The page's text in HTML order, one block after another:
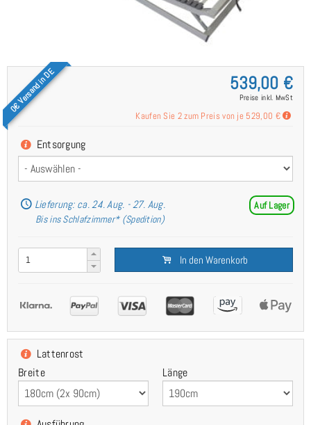
0€ Versand in DE 539,00 €
Preise inkl. MwSt
Kaufen Sie 2 zum Preis von je 529,00 €
Entsorgung
Auf Lager
Lieferung: ca. 24. Aug. - 27. Aug.
Bis ins Schlafzimmer* (Spedition)
In den Warenkorb
Lattenrost
Breite
Länge